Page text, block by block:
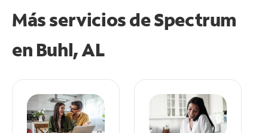
Más servicios de Spectrum
en Buhl, AL